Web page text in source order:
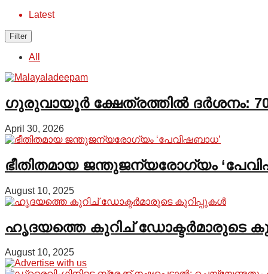
Latest
Filter
All
ഗുരുവായൂർ ക്ഷേത്രത്തിൽ ദർശനം: 70
April 30, 2026
ഭീതിതമായ ജന്തുജന്യരോഗ്യം
August 10, 2025
ഹൃദയത്തെ കുറിച് ഡോക്ടർമാരുടെ
August 10, 2025